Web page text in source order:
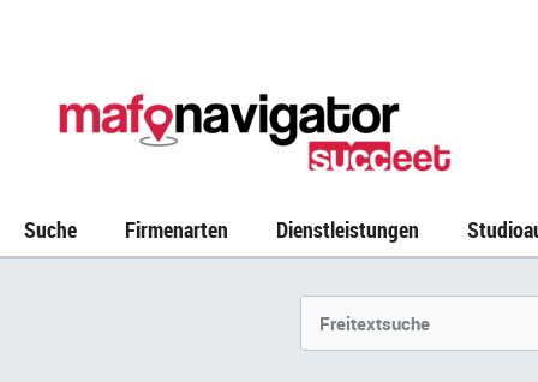
Suche Firmenarten Dienstleistungen